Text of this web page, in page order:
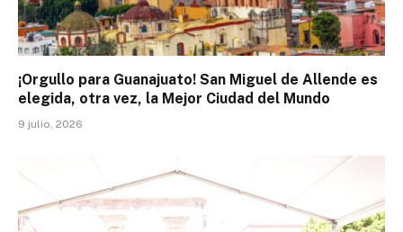
¡Orgullo para Guanajuato! San Miguel de Allende es
elegida, otra vez, la Mejor Ciudad del Mundo
9 julio, 2026